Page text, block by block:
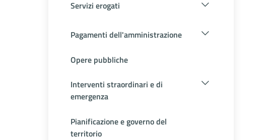
Servizi erogati
Pagamenti dell'amministrazione
Opere pubbliche
Interventi straordinari e di
emergenza
Pianificazione e governo del
territorio